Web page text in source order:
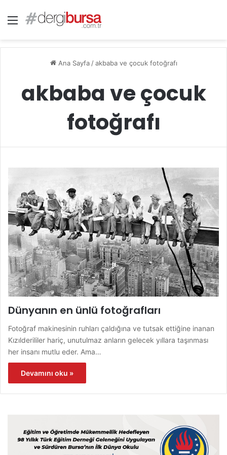
Menü
Ana Sayfa / akbaba ve çocuk fotoğrafı
akbaba ve çocuk
fotoğrafı
Dünyanın en ünlü fotoğrafları
Fotoğraf makinesinin ruhları çaldığına ve tutsak ettiğine inanan
Kızılderililer hariç, unutulmaz anların gelecek yıllara taşınması
her insanı mutlu eder. Ama…
Devamını oku »